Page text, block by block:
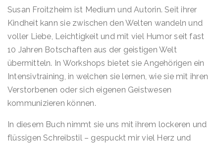
Susan Froitzheim ist Medium und Autorin. Seit ihrer
Kindheit kann sie zwischen den Welten wandeln und
voller Liebe, Leichtigkeit und mit viel Humor seit fast
10 Jahren Botschaften aus der geistigen Welt
übermitteln. In Workshops bietet sie Angehörigen ein
Intensivtraining, in welchen sie lernen, wie sie mit ihren
Verstorbenen oder sich eigenen Geistwesen
kommunizieren können.
In diesem Buch nimmt sie uns mit ihrem lockeren und
flüssigen Schreibstil – gespuckt mir viel Herz und